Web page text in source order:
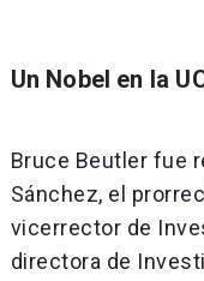
Un Nobel en la
Bruce Beutler fue
Sánchez, el
vicerrector de
directora de